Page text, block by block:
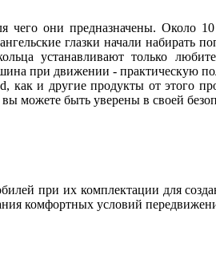
чего они предназначены. Около
глазки начали набирать
устанавливают только
при движении - практическую
как и другие продукты от этого
вы можете быть уверены в своей
при их комплектации для
комфортных условий